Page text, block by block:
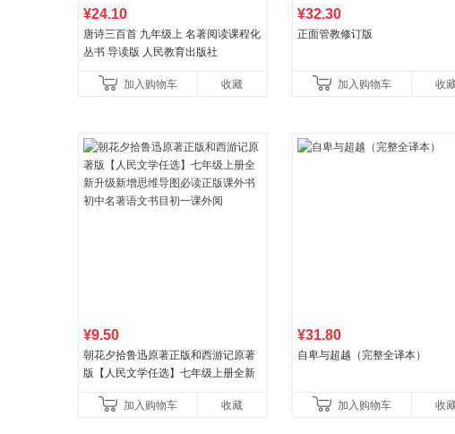
¥24.10
唐诗三百首 九年级上 名著阅读课程化
丛书 导读版 人民教育出版社
加入购物车 收藏
¥32.30
正面管教修订版
加入购物车 收
¥9.50
朝花夕拾鲁迅原著正版和西游记原著
版【人民文学任选】七年级上册全新
中名著语文书目初一课外阅
加入购物车 收藏
¥31.80
自卑与超越（完整全译本）
加入购物车 收